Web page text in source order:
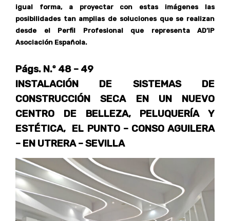
igual forma, a proyectar con estas imágenes las
posibilidades tan amplias de soluciones que se realizan
desde el Perfil Profesional que representa AD’IP
Asociación Española.
Págs. N.º 48 – 49
INSTALACIÓN DE SISTEMAS DE
CONSTRUCCIÓN SECA EN UN NUEVO
CENTRO DE BELLEZA, PELUQUERÍA Y
ESTÉTICA, EL PUNTO – CONSO AGUILERA
– EN UTRERA – SEVILLA